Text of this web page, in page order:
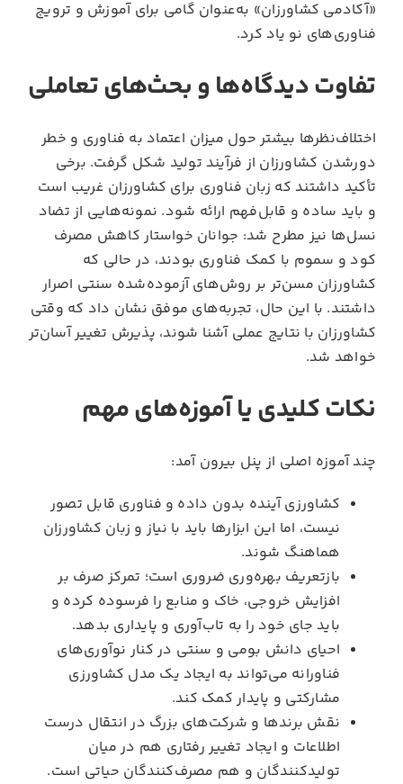
«آکادمی کشاورزان» به‌عنوان گامی برای آموزش و ترویج
فناوری‌های نو یاد کرد.
تفاوت دیدگاه‌ها و بحث‌های تعاملی
اختلاف‌نظرها بیشتر حول میزان اعتماد به فناوری و خطر
دورشدن کشاورزان از فرآیند تولید شکل گرفت. برخی
تأکید داشتند که زبان فناوری برای کشاورزان غریب است
و باید ساده و قابل‌فهم ارائه شود. نمونه‌هایی از تضاد
نسل‌ها نیز مطرح شد: جوانان خواستار کاهش مصرف
کود و سموم با کمک فناوری بودند، در حالی که
کشاورزان مسن‌تر بر روش‌های آزموده‌شده سنتی اصرار
داشتند. با این حال، تجربه‌های موفق نشان داد که وقتی
کشاورزان با نتایج عملی آشنا شوند، پذیرش تغییر آسان‌تر
خواهد شد.
نکات کلیدی یا آموزه‌های مهم
چند آموزه اصلی از پنل بیرون آمد:
کشاورزی آینده بدون داده و فناوری قابل تصور
نیست، اما این ابزارها باید با نیاز و زبان کشاورزان
هماهنگ شوند.
بازتعریف بهره‌وری ضروری است؛ تمرکز صرف بر
افزایش خروجی، خاک و منابع را فرسوده کرده و
باید جای خود را به تاب‌آوری و پایداری بدهد.
احیای دانش بومی و سنتی در کنار نوآوری‌های
فناورانه می‌تواند به ایجاد یک مدل کشاورزی
مشارکتی و پایدار کمک کند.
نقش برندها و شرکت‌های بزرگ در انتقال درست
اطلاعات و ایجاد تغییر رفتاری هم در میان
تولیدکنندگان و هم مصرف‌کنندگان حیاتی است.